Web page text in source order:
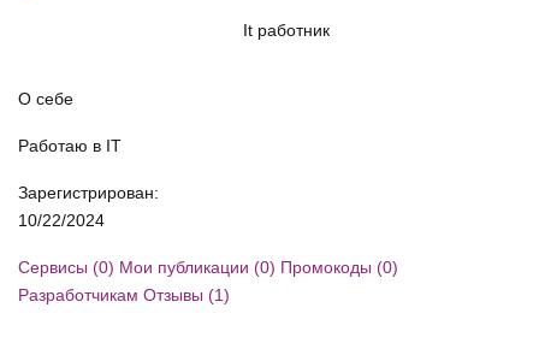
It работник
О себе
Работаю в IT
Зарегистрирован:
10/22/2024
Сервисы (0) Мои публикации (0) Промокоды (0)
Разработчикам Отзывы (1)